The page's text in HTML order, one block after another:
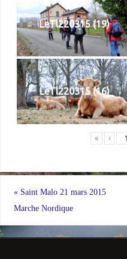
LeTl220315 (19)
LeTl220315 (16)
« ‹
«Saint Malo 21 mars 2015
Marche Nordique